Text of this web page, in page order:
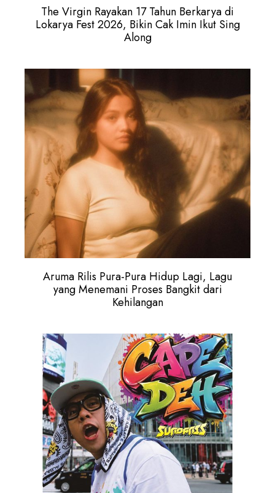
The Virgin Rayakan 17 Tahun Berkarya di
Lokarya Fest 2026, Bikin Cak Imin Ikut Sing
Along
Aruma Rilis Pura-Pura Hidup Lagi, Lagu
yang Menemani Proses Bangkit dari
Kehilangan